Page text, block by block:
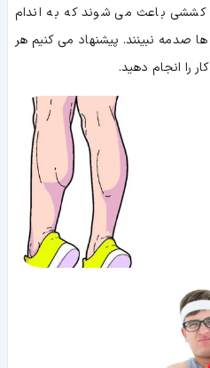
باعث می شوند که به اندام
صدمه نبینند. پیشنهاد می کنیم هر
را انجام دهید.